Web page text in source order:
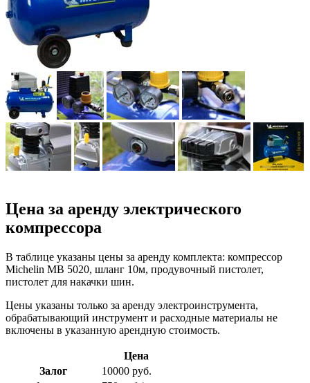
Цена за аренду электрического
компрессора
В таблице указаны цены за аренду комплекта: компрессор
Michelin MB 5020, шланг 10м, продувочный пистолет,
пистолет для накачки шин.
Цены указаны только за аренду электроинструмента,
обрабатывающий инструмент и расходные материалы не
включены в указанную арендную стоимость.
Цена
Залог
10000 руб.